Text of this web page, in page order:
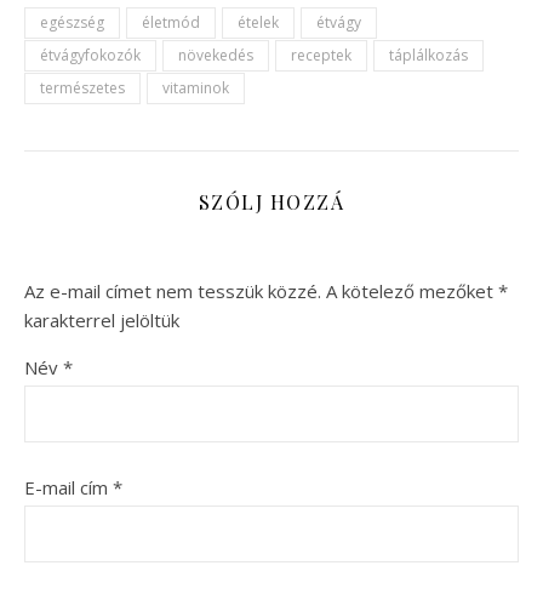
egészség életmód ételek
étvágy
étvágyfokozók
növekedés receptek
táplálkozás
természetes
vitaminok
SZÓLJ HOZZÁ
Az e-mail címet nem tesszük közzé. A kötelező mezőket *
karakterrel jelöltük
Név *
E-mail cím *